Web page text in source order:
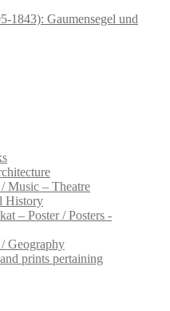
1843): Gaumensegel und
Music – Theatre
History
– Poster / Posters -
Geography
prints pertaining